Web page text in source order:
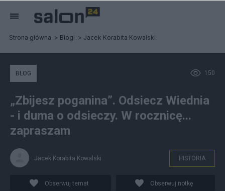
Strona główna Blogi Jacek Korabita Kowalski
150
BLOG
„Zbijesz poganina”. Odsiecz Wiednia
- i duma o odsieczy. W rocznicę...
zapraszam
Jacek Korabita Kowalski HISTORIA
Obserwuj temat Obserwuj notkę